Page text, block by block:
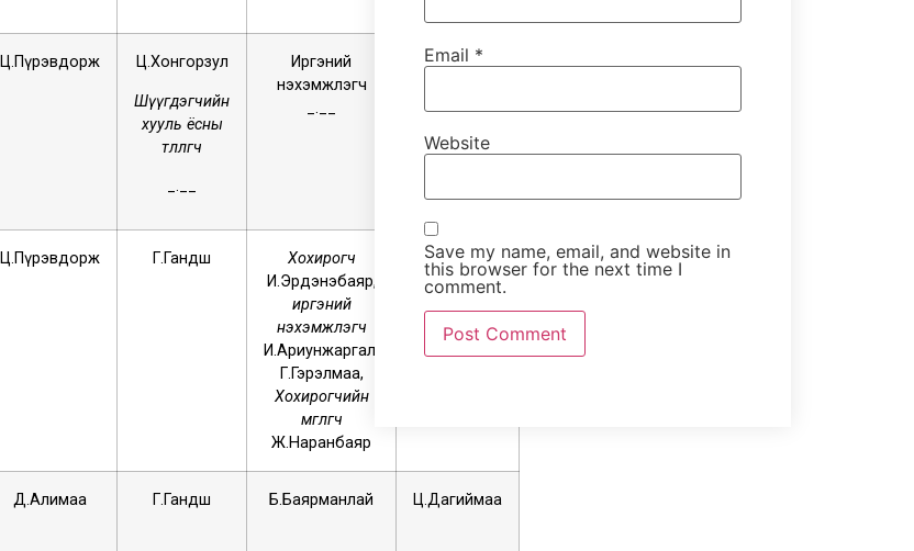
Ц.Пүрэвдорж Ц.Хонгорзул
Шүүгдэгчийн
хууль ёсны
төлөөлөгч
_.__
Иргэний
нэхэмжлэгч
_.__
Г.Энх-
Ц.Пүрэвдорж Г.Гандөш
Хохирогч
И.Эрдэнэбаяр,
иргэний
нэхэмжлэгч
И.Ариунжаргал,
Г.Гэрэлмаа,
Хохирогчийн
өмгөөлөгч
Ж.Наранбаяр
Ц.Дагиймаа
Д.Алимаа Г.Гандөш Б.Баярманлай Ц.Дагиймаа
Email *
Website
Save my name, email, and website in
this browser for the next time I
comment.